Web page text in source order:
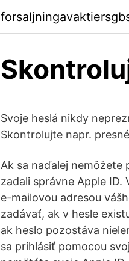
Svoje heslá nikdy
Skontrolujte napr.
Ak sa naďalej nemôžete
zadali správne Apple
e-mailovou adresou
zadávať, ak v hesle
ak heslo pozostáva
sa prihlásiť pomocou